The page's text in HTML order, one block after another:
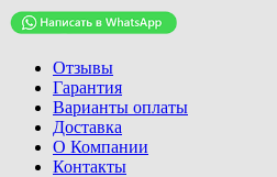
Отзывы
Гарантия
Варианты оплаты
Доставка
О Компании
Контакты